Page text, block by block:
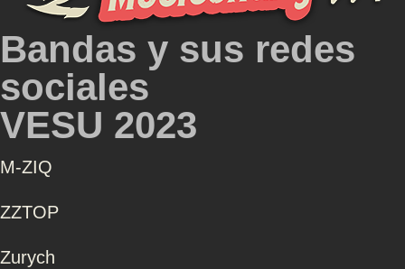
Bandas y sus redes
sociales
VESU 2023
Μ-ZIQ
ZZTOP
Zurych